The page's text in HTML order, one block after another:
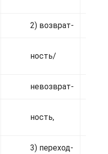
2) возврат-
ность/
невозврат-
ность,
3) переход-